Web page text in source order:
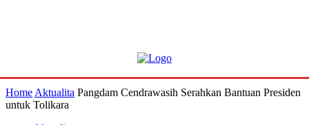
Home Aktualita Pangdam Cendrawasih Serahkan Bantuan Presiden
untuk Tolikara